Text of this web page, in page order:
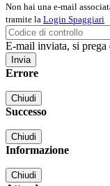
Non hai una e-mail
tramite la Login Spaggiari
E-mail inviata, si prega
Errore
Chiudi
Successo
Chiudi
Informazione
Chiudi